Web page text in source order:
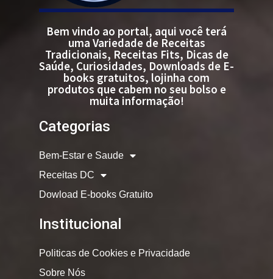
Bem vindo ao portal, aqui você terá
uma Variedade de Receitas
Tradicionais, Receitas Fits, Dicas de
Saúde, Curiosidades, Downloads de E-
books gratuitos, lojinha com
produtos que cabem no seu bolso e
muita informação!
Categorias
Bem-Estar e Saude
Receitas DC
Dowload E-books Gratuito
Institucional
Politicas de Cookies e Privacidade
Sobre Nós